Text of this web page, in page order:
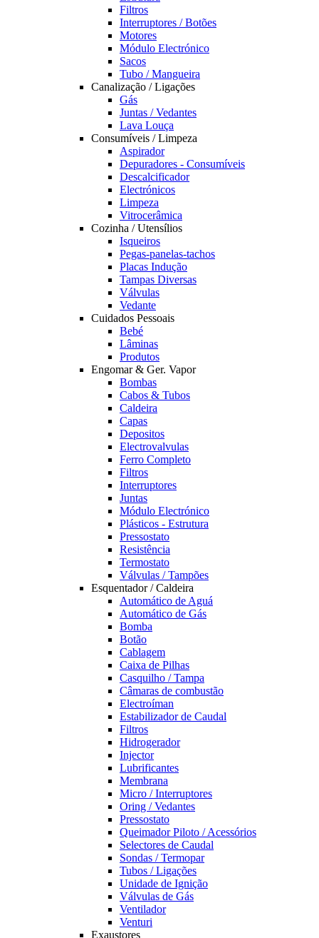
Filtros
Interruptores / Botões
Motores
Módulo Electrónico
Sacos
Tubo / Mangueira
Canalização / Ligações
Gás
Juntas / Vedantes
Lava Louça
Consumíveis / Limpeza
Aspirador
Depuradores - Consumíveis
Descalcificador
Electrónicos
Limpeza
Vitrocerâmica
Cozinha / Utensílios
Isqueiros
Pegas-panelas-tachos
Placas Indução
Tampas Diversas
Válvulas
Vedante
Cuidados Pessoais
Bebé
Lâminas
Produtos
Engomar & Ger. Vapor
Bombas
Cabos & Tubos
Caldeira
Capas
Depositos
Electrovalvulas
Ferro Completo
Filtros
Interruptores
Juntas
Módulo Electrónico
Plásticos - Estrutura
Pressostato
Resistência
Termostato
Válvulas / Tampões
Esquentador / Caldeira
Automático de Aguá
Automático de Gás
Bomba
Botão
Cablagem
Caixa de Pilhas
Casquilho / Tampa
Câmaras de combustão
Electroíman
Estabilizador de Caudal
Filtros
Hidrogerador
Injector
Lubrificantes
Membrana
Micro / Interruptores
Oring / Vedantes
Pressostato
Queimador Piloto / Acessórios
Selectores de Caudal
Sondas / Termopar
Tubos / Ligações
Unidade de Ignição
Válvulas de Gás
Ventilador
Venturi
Exaustores